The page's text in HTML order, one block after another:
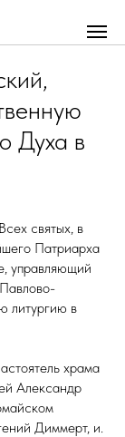
Духа в
святых, в
Патриарха
управляющий
литургию в
храма
Александр
Диммерт, и.